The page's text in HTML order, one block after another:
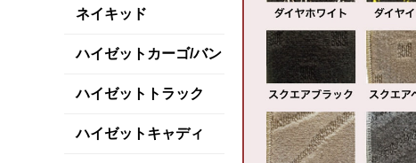
ネイキッド
ハイゼットカーゴ/バン
ハイゼットトラック
ハイゼットキャディ